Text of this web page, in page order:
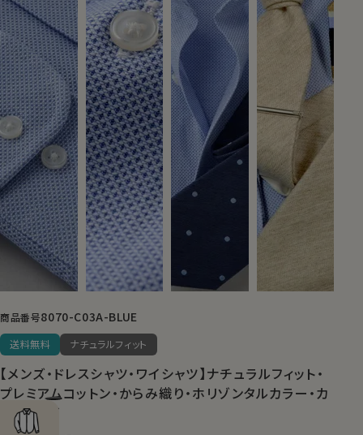
商品番号8070-C03A-BLUE
送料無料 ナチュラルフィット
【メンズ・ドレスシャツ・ワイシャツ】ナチュラルフィット・
プレミアムコットン・からみ織り・ホリゾンタルカラー・カ
ッタウェイ